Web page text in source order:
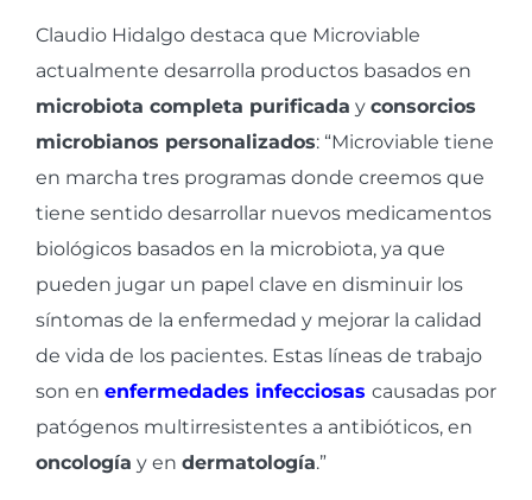
Claudio Hidalgo destaca que Microviable
actualmente desarrolla productos basados en
microbiota completa purificada y consorcios
microbianos personalizados: “Microviable tiene
en marcha tres programas donde creemos que
tiene sentido desarrollar nuevos medicamentos
biológicos basados en la microbiota, ya que
pueden jugar un papel clave en disminuir los
síntomas de la enfermedad y mejorar la calidad
de vida de los pacientes. Estas líneas de trabajo
son en enfermedades infecciosas causadas por
patógenos multirresistentes a antibióticos, en
oncología y en dermatología.”